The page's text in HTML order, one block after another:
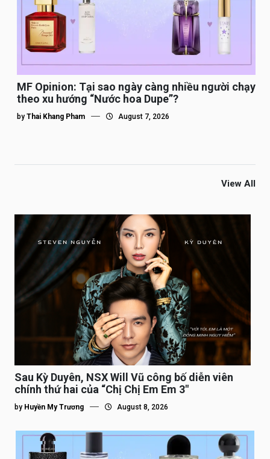
MF Opinion: Tại sao ngày càng nhiều người chạy
theo xu hướng “Nước hoa Dupe”?
by Thai Khang Pham August 7, 2026
View All
Sau Kỳ Duyên, NSX Will Vũ công bố diễn viên
chính thứ hai của “Chị Chị Em Em 3″
by Huyền My Trương August 8, 2026